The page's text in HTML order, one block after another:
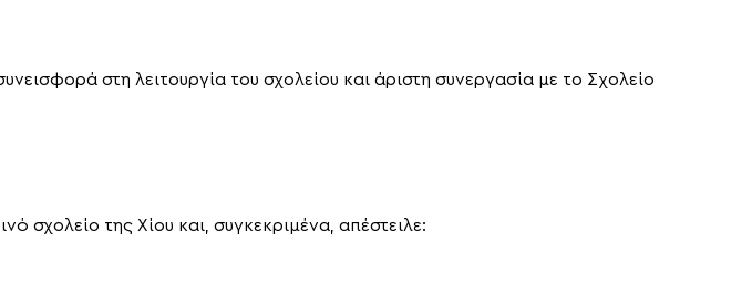
στη λειτουργία του σχολείου και άριστη συνεργασία με το Σχολείο
σχολείο της Χίου και, συγκεκριμένα, απέστειλε: